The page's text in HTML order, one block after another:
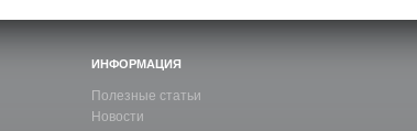
ИНФОРМАЦИЯ
Полезные статьи
Новости